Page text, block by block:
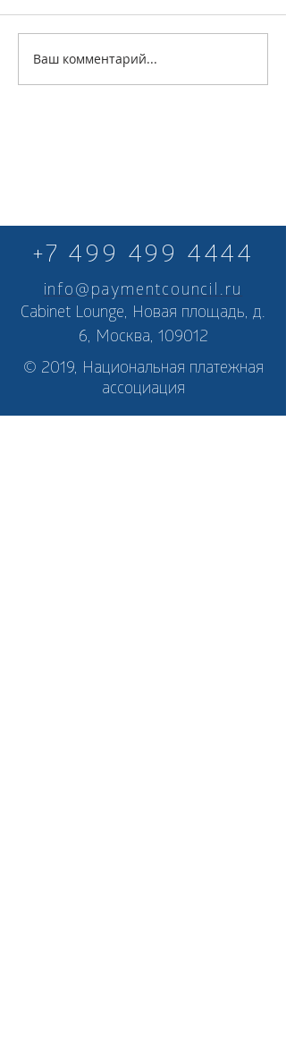
Ваш комментарий...
+7 499 499 4444
info@paymentcouncil.ru
Cabinet Lounge, Новая площадь, д.
6, Москва, 109012
© 2019, Национальная платежная
ассоциация